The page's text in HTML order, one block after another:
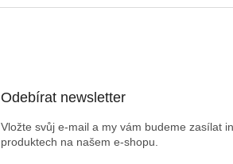
Odebírat newsletter
Vložte svůj e-mail a my vám budeme zasílat
produktech na našem e-shopu.